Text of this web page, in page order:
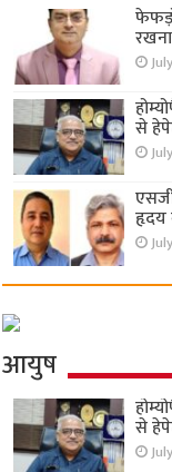
से
हृदय
आयुष
से